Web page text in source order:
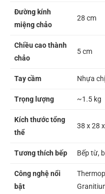
Đường kính
miệng chảo
28 cm
Chiều cao thành
chảo
5 cm
Tay cầm Nhựa
Trọng lượng ~1.5 kg
Kích thước tổng
thể
38 x 28
Tương thích bếp Bếp từ,
Công nghệ nổi
bật